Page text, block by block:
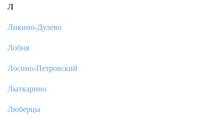
Л
Ликино-Дулево
Лобня
Лосино-Петровский
Лыткарино
Люберцы